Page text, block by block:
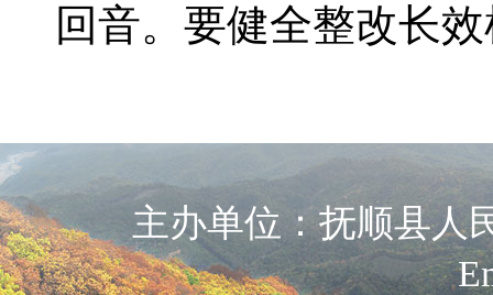
回音。要健全整改长
主办单位：抚顺县